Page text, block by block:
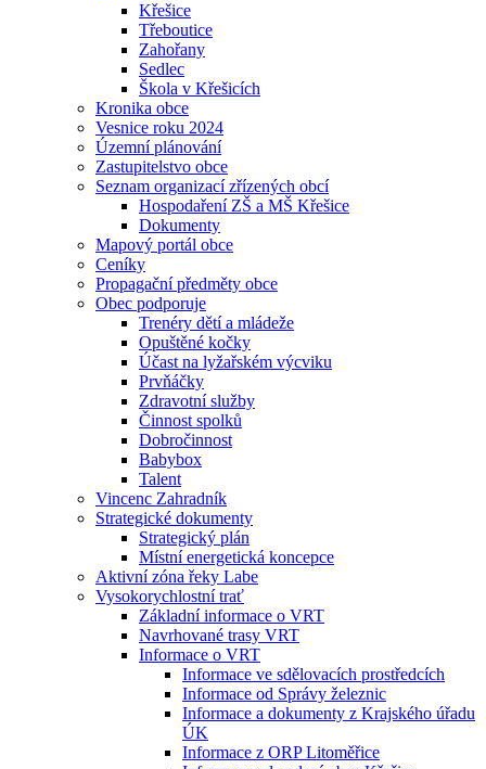
Křešice
Třeboutice
Zahořany
Sedlec
Škola v Křešicích
Kronika obce
Vesnice roku 2024
Územní plánování
Zastupitelstvo obce
Seznam organizací zřízených obcí
Hospodaření ZŠ a MŠ Křešice
Dokumenty
Mapový portál obce
Ceníky
Propagační předměty obce
Obec podporuje
Trenéry dětí a mládeže
Opuštěné kočky
Účast na lyžařském výcviku
Prvňáčky
Zdravotní služby
Činnost spolků
Dobročinnost
Babybox
Talent
Vincenc Zahradník
Strategické dokumenty
Strategický plán
Místní energetická koncepce
Aktivní zóna řeky Labe
Vysokorychlostní trať
Základní informace o VRT
Navrhované trasy VRT
Informace o VRT
Informace ve sdělovacích prostředcích
Informace od Správy železnic
Informace a dokumenty z Krajského úřadu
ÚK
Informace z ORP Litoměřice